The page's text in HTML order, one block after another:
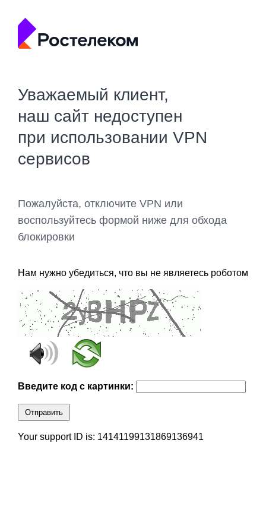
Уважаемый клиент,
наш сайт недоступен
при использовании VPN
сервисов
Пожалуйста, отключите VPN или
воспользуйтесь формой ниже для обхода
блокировки
Нам нужно убедиться, что вы не являетесь роботом
Введите код с картинки:
Отправить
Your support ID is: 14141199131869136941